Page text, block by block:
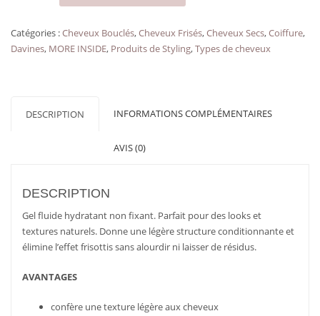
hydratant
non
Catégories :Cheveux Bouclés,Cheveux Frisés,Cheveux Secs,Coiffure,
Davines, MORE INSIDE, Produits de Styling,Types de cheveux
DESCRIPTION INFORMATIONS COMPLÉMENTAIRES
AVIS (0)
DESCRIPTION
Gel fluide hydratant non fixant. Parfait pour des looks et
textures naturels. Donne une légère structure conditionnante et
élimine l’effet frisottis sans alourdir ni laisser de résidus.
AVANTAGES
confère une texture légère aux cheveux